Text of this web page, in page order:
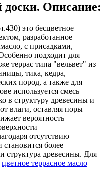
доски. Описание:
это бесцветное
разработанное
с присадками,
подходит для
террас типа "вельвет" из
тика, кедра,
пород, а также для
используется смесь
в структуру древесины и
влаги, оставляя поры
вероятность
отсутствию
становится более
структура древесины. Для
цветное террасное масло